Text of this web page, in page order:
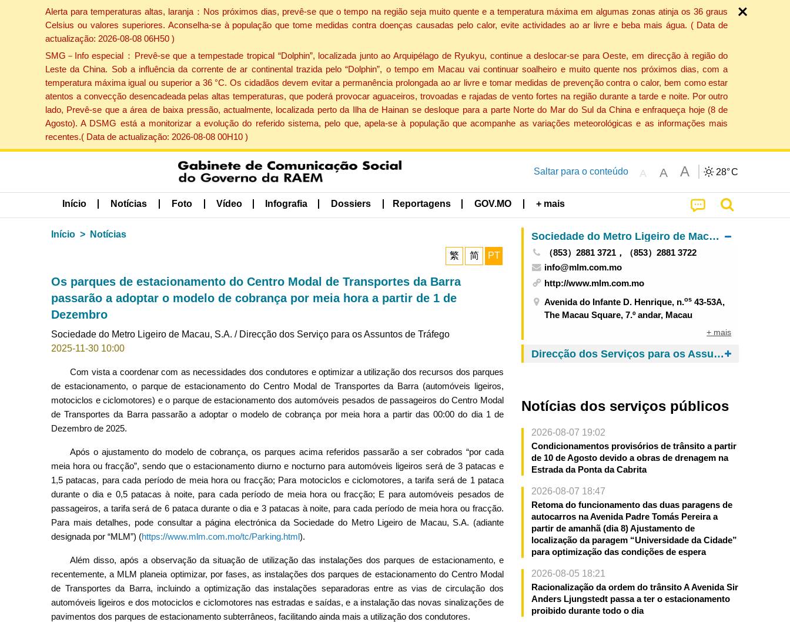
Alerta para temperaturas altas, laranja：Nos próximos dias, prevê-se que o tempo na região seja muito quente e a temperatura máxima em algumas zonas atinja os 36 graus
Celsius ou valores superiores. Aconselha-se à população que tome medidas contra doenças causadas pelo calor, evite actividades ao ar livre e beba mais água. ( Data de
actualização: 2026-08-08 06H50 )
SMG－Info especial：Prevê-se que a tempestade tropical “Dolphin”, localizada junto ao Arquipélago de Ryukyu, continue a deslocar-se para Oeste, em direcção à região do
Leste da China. Sob a influência da corrente de ar continental trazida pelo “Dolphin”, o tempo em Macau vai continuar soalheiro e muito quente nos próximos dias, com a
temperatura máxima igual ou superior a 36 °C. Os cidadãos devem evitar a permanência prolongada ao ar livre e tomar medidas de prevenção contra o calor, bem como estar
atentos a convecção desencadeada pelas altas temperaturas, que poderá provocar aguaceiros, trovoadas e rajadas de vento fortes na região durante a tarde e noite. Por outro
lado, Prevê-se que a área de baixa pressão, actualmente, localizada perto da Ilha de Hainan se desloque para a parte Norte do Mar do Sul da China e enfraqueça hoje (8 de
Agosto). A DSMG está a monitorizar a evolução do referido sistema, pelo que, apela-se à população que acompanhe as variações meteorológicas e as informações mais
recentes.( Data de actualização: 2026-08-08 00H10 )
Saltar para o conteúdo A A A 28°C
Início Notícias Foto Vídeo Infografia Dossiers Reportagens GOV.MO + mais
Início Notícias
繁 简 PT
Os parques de estacionamento do Centro Modal de Transportes da Barra
passarão a adoptar o modelo de cobrança por meia hora a partir de 1 de
Dezembro
Sociedade do Metro Ligeiro de Macau, S.A. / Direcção dos Serviço para os Assuntos de Tráfego
2025-11-30 10:00
Com vista a coordenar com as necessidades dos condutores e optimizar a utilização dos recursos dos parques
de estacionamento, o parque de estacionamento do Centro Modal de Transportes da Barra (automóveis ligeiros,
motociclos e ciclomotores) e o parque de estacionamento dos automóveis pesados de passageiros do Centro Modal
de Transportes da Barra passarão a adoptar o modelo de cobrança por meia hora a partir das 00:00 do dia 1 de
Dezembro de 2025.
Após o ajustamento do modelo de cobrança, os parques acima referidos passarão a ser cobrados “por cada
meia hora ou fracção”, sendo que o estacionamento diurno e nocturno para automóveis ligeiros será de 3 patacas e
1,5 patacas, para cada período de meia hora ou fracção; Para motociclos e ciclomotores, a tarifa será de 1 pataca
durante o dia e 0,5 patacas à noite, para cada período de meia hora ou fracção; E para automóveis pesados de
passageiros, a tarifa será de 6 pataca durante o dia e 3 patacas à noite, para cada período de meia hora ou fracção.
Para mais detalhes, pode consultar a página electrónica da Sociedade do Metro Ligeiro de Macau, S.A. (adiante
designada por “MLM”) (https://www.mlm.com.mo/tc/Parking.html).
Além disso, após a observação da situação de utilização das instalações dos parques de estacionamento, e
recentemente, a MLM planeia optimizar, por fases, as instalações dos parques de estacionamento do Centro Modal
de Transportes da Barra, incluindo a optimização das instalações separadoras entre as vias de circulação dos
automóveis ligeiros e dos motociclos e ciclomotores nas estradas e saídas, e a instalação das novas sinalizações de
pavimentos dos parques de estacionamento subterrâneos, facilitando ainda mais a utilização dos condutores.
Sociedade do Metro Ligeiro de Macau, S.A.
（853）2881 3721，（853）2881 3722
info@mlm.com.mo
http://www.mlm.com.mo
Avenida do Infante D. Henrique, n.os 43-53A,
The Macau Square, 7.º andar, Macau
+ mais
Direcção dos Serviços para os Assuntos de Tráfego
Notícias dos serviços públicos
2026-08-07 19:02
Condicionamentos provisórios de trânsito a partir
de 10 de Agosto devido a obras de drenagem na
Estrada da Ponta da Cabrita
2026-08-07 18:47
Retoma do funcionamento das duas paragens de
autocarros na Avenida Padre Tomás Pereira a
partir de amanhã (dia 8) Ajustamento de
localização da paragem “Universidade da Cidade”
para optimização das condições de espera
2026-08-05 18:21
Racionalização da ordem do trânsito A Avenida Sir
Anders Ljungstedt passa a ter o estacionamento
proibido durante todo o dia